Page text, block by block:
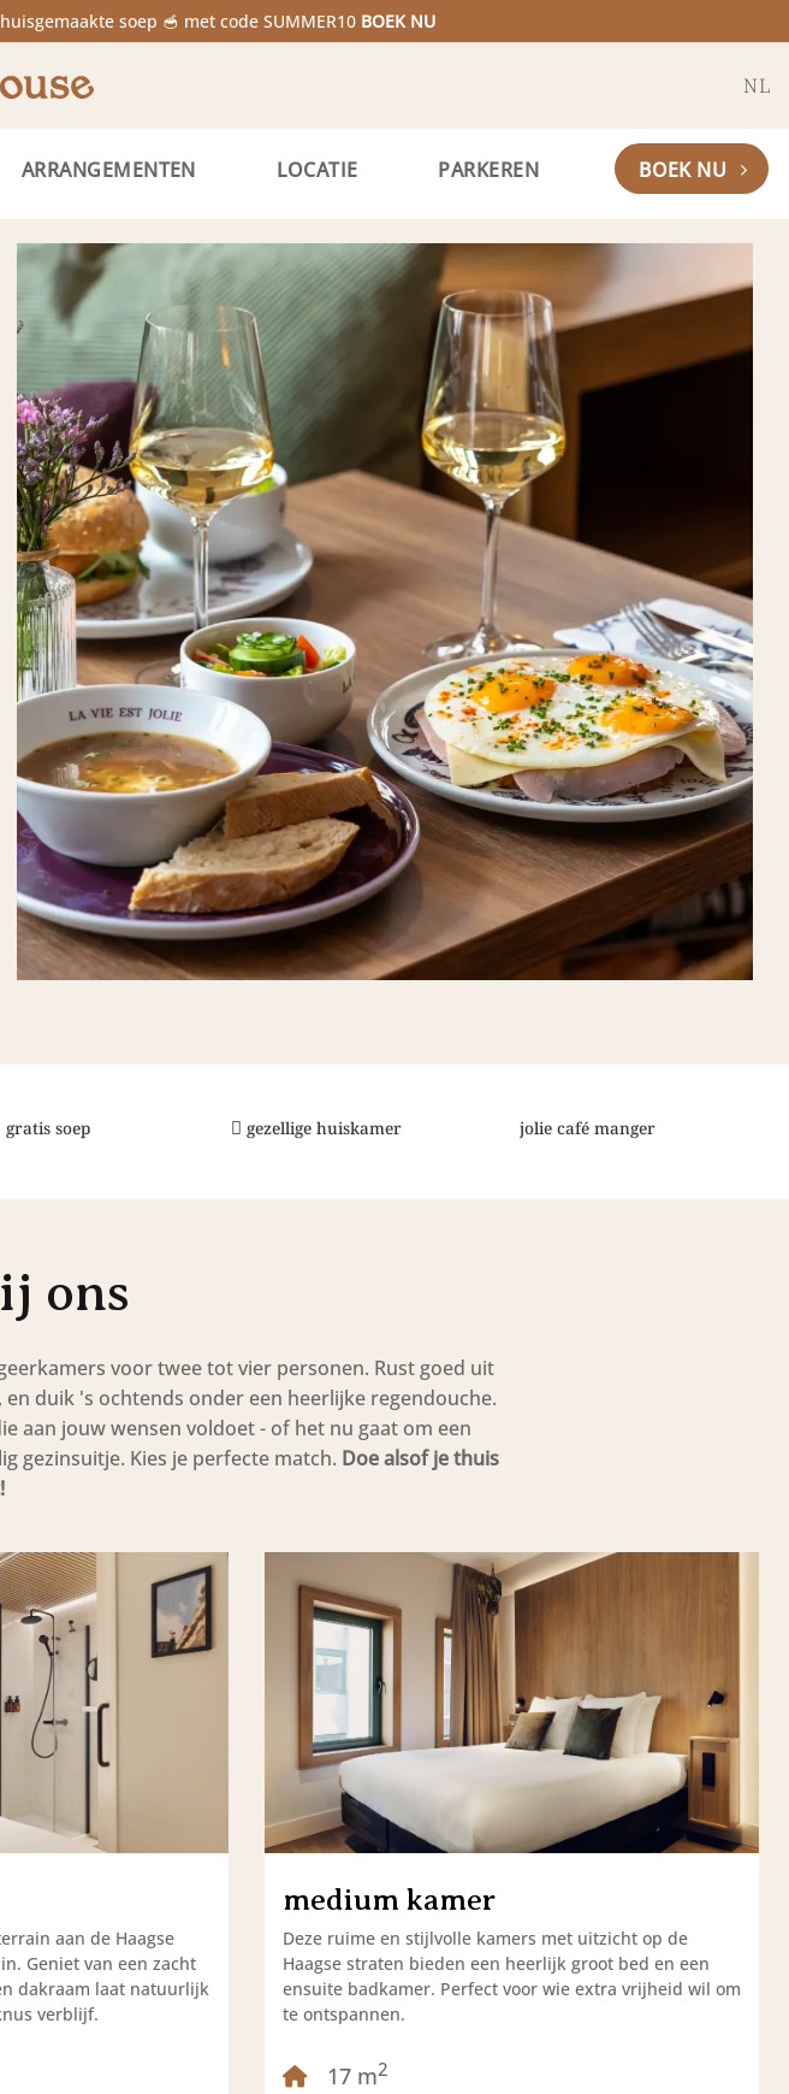
soep 🥣 met code SUMMER10 BOEK NU
NL
ARRANGEMENTEN LOCATIE PARKEREN BOEK NU
gratis soep gezellige huiskamer jolie café manger
ons
voor twee tot vier personen. Rust goed uit
duik 's ochtends onder een heerlijke regendouche.
aan jouw wensen voldoet - of het nu gaat om een
gezinsuitje. Kies je perfecte match. Doe alsof je thuis
aan de Haagse
Geniet van een zacht
dakraam laat natuurlijk
verblijf.
medium kamer
Deze ruime en stijlvolle kamers met uitzicht op de
Haagse straten bieden een heerlijk groot bed en een
ensuite badkamer. Perfect voor wie extra vrijheid wil om
te ontspannen.
17 m2